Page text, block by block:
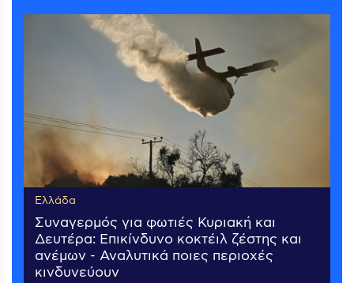
Ελλάδα
Συναγερμός για φωτιές Κυριακή και
Δευτέρα: Επικίνδυνο κοκτέιλ ζέστης και
ανέμων - Αναλυτικά ποιες περιοχές
κινδυνεύουν